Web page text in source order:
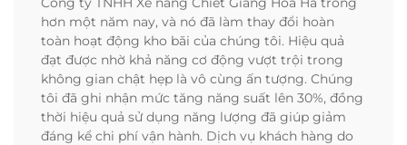
hơn một năm nay, và nó đã làm thay đổi hoàn
toàn hoạt động kho bãi của chúng tôi. Hiệu quả
đạt được nhờ khả năng cơ động vượt trội trong
không gian chật hẹp là vô cùng ấn tượng. Chúng
tôi đã ghi nhận mức tăng năng suất lên 30%, đồng
thời hiệu quả sử dụng năng lượng đã giúp giảm
đáng kể chi phí vận hành. Dịch vụ khách hàng do